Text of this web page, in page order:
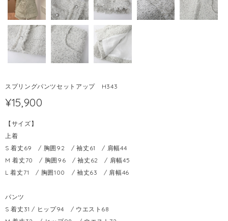
スプリングパンツセットアップ H343
¥15,900
【サイズ】
上着
S 着丈69 / 胸囲92 / 袖丈61 / 肩幅44
M 着丈70 / 胸囲96 / 袖丈62 / 肩幅45
L 着丈71 / 胸囲100 / 袖丈63 / 肩幅46
パンツ
S 着丈31 / ヒップ94 / ウエスト68